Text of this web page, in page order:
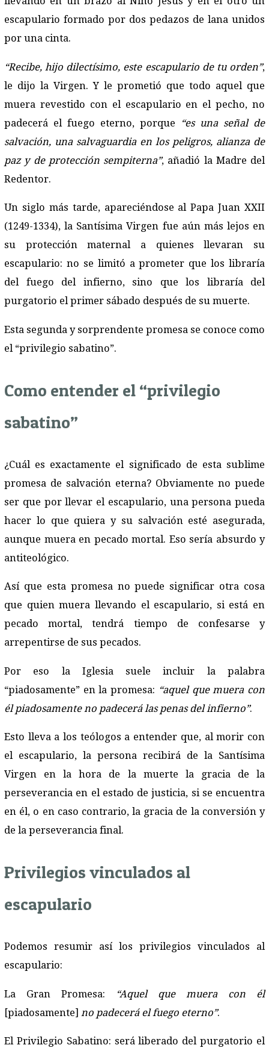
escapulario formado por dos pedazos de lana unidos
por una cinta.
“Recibe, hijo dilectísimo, este escapulario de tu orden”,
le dijo la Virgen. Y le prometió que todo aquel que
muera revestido con el escapulario en el pecho, no
padecerá el fuego eterno, porque
“es una señal de
salvación, una salvaguardia en los peligros, alianza de
paz y de protección sempiterna”, añadió la Madre del
Redentor.
Un siglo más tarde, apareciéndose al Papa Juan XXII
(1249-1334), la Santísima Virgen fue aún más lejos en
su protección maternal a quienes llevaran su
escapulario: no se limitó a prometer que los libraría
del fuego del infierno, sino que los libraría del
purgatorio el primer sábado después de su muerte.
Esta segunda y sorprendente promesa se conoce como
el “privilegio sabatino”.
Como entender el “privilegio
sabatino”
¿Cuál es exactamente el significado de esta sublime
promesa de salvación eterna? Obviamente no puede
ser que por llevar el escapulario, una persona pueda
hacer lo que quiera y su salvación esté asegurada,
aunque muera en pecado mortal. Eso sería absurdo y
antiteológico.
Así que esta promesa no puede significar otra cosa
que quien muera llevando el escapulario, si está en
pecado mortal, tendrá tiempo de confesarse y
arrepentirse de sus pecados.
Por eso la Iglesia suele incluir la palabra
“piadosamente” en la promesa: “aquel que muera con
él piadosamente no padecerá las penas del infierno”.
Esto lleva a los teólogos a entender que, al morir con
el escapulario, la persona recibirá de la Santísima
Virgen en la hora de la muerte la gracia de la
perseverancia en el estado de justicia, si se encuentra
en él, o en caso contrario, la gracia de la conversión y
de la perseverancia final.
Privilegios vinculados al
escapulario
Podemos resumir así los privilegios vinculados al
escapulario:
La Gran Promesa:
“Aquel que muera con él
[piadosamente] no padecerá el fuego eterno”.
El Privilegio Sabatino: será liberado del purgatorio el